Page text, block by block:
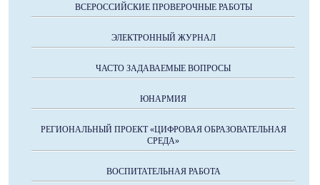
ВСЕРОССИЙСКИЕ ПРОВЕРОЧНЫЕ РАБОТЫ
ЭЛЕКТРОННЫЙ ЖУРНАЛ
ЧАСТО ЗАДАВАЕМЫЕ ВОПРОСЫ
ЮНАРМИЯ
РЕГИОНАЛЬНЫЙ ПРОЕКТ «ЦИФРОВАЯ ОБРАЗОВАТЕЛЬНАЯ
СРЕДА»
ВОСПИТАТЕЛЬНАЯ РАБОТА